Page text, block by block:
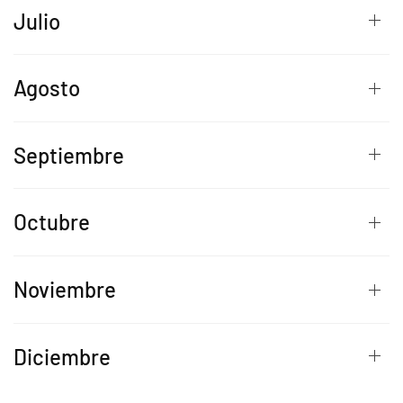
Julio
Agosto
Septiembre
Octubre
Noviembre
Diciembre